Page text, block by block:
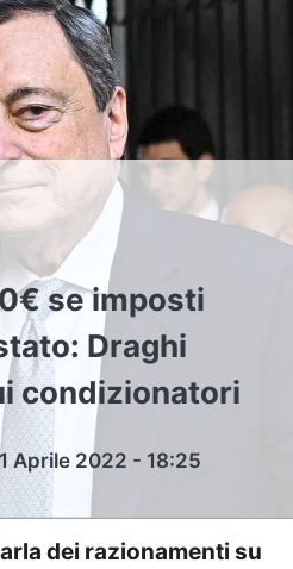
se imposti
Draghi
condizionatori
Aprile 2022 - 18:25
dei razionamenti su